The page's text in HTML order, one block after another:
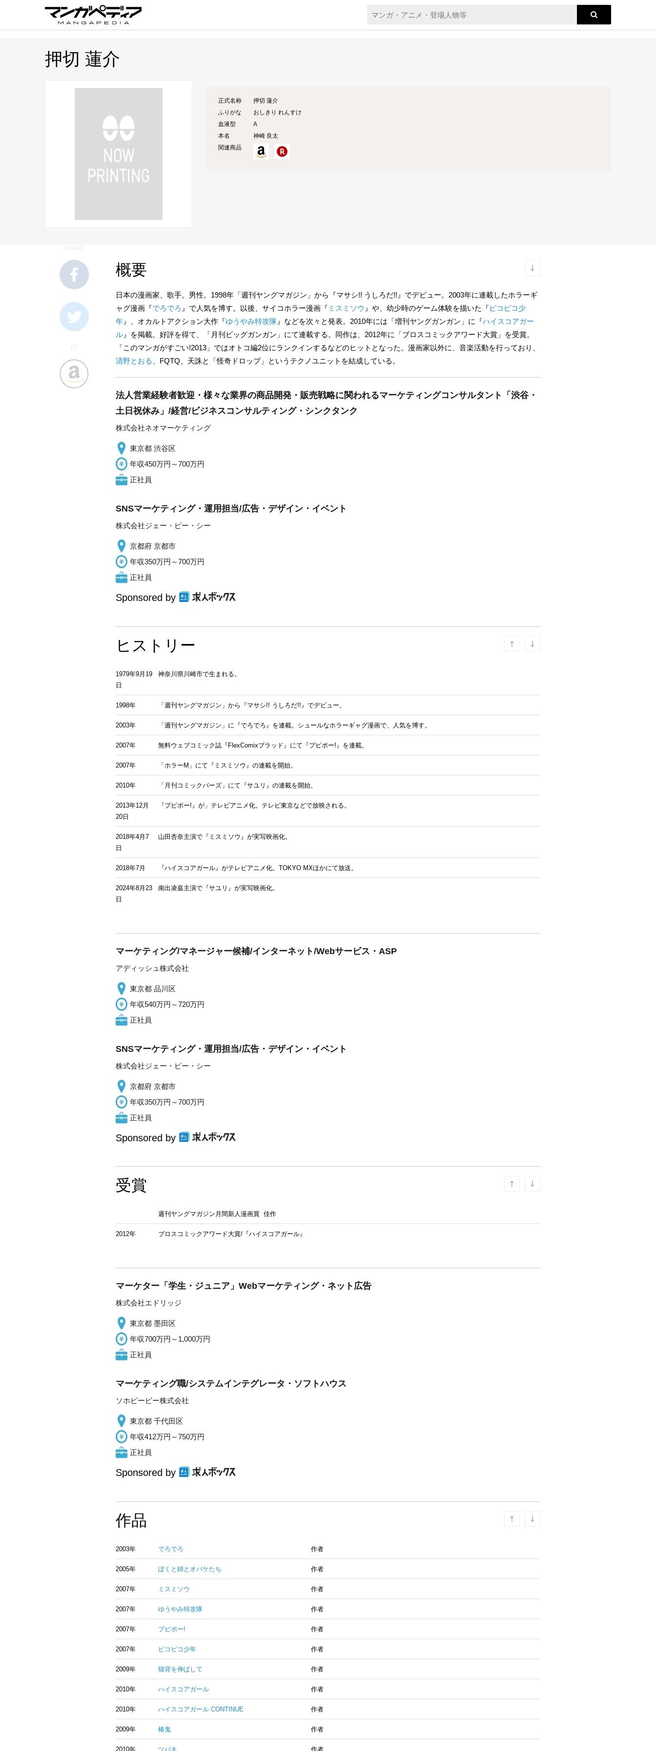
押切 蓮介
正式名称
押切 蓮介
ふりがな
おしきり れんすけ
血液型
A
本名
神崎 良太
関連商品
概要
日本の漫画家、歌手。男性。1998年「週刊ヤングマガジン」から『マサシ!! うしろだ!!』でデビュー。2003年に連載したホラーギ
ャグ漫画『でろでろ 』で人気を博す。以後、サイコホラー漫画『 ミスミソウ 』や、幼少時のゲーム体験を描いた『ピコピコ少
年 』、オカルトアクション大作『ゆうやみ特攻隊 』などを次々と発表。2010年には「増刊ヤングガンガン」に『ハイスコアガー
ル 』を掲載。好評を得て、「月刊ビッグガンガン」にて連載する。同作は、2012年に「ブロスコミックアワード大賞」を受賞。
「このマンガがすごい!2013」ではオトコ編2位にランクインするなどのヒットとなった。漫画家以外に、音楽活動を行っており、
清野とおる
、FQTQ、天誅と「怪奇ドロップ」というテクノユニットを結成している。
法人営業経験者歓迎・様々な業界の商品開発・販売戦略に関われるマーケティングコンサルタント「渋谷・
土日祝休み」/経営/ビジネスコンサルティング・シンクタンク
株式会社ネオマーケティング
東京都 渋谷区
年収450万円～700万円
正社員
SNSマーケティング・運用担当/広告・デザイン・イベント
株式会社ジェー・ピー・シー
京都府 京都市
年収350万円～700万円
正社員
Sponsored by
ヒストリー
1979年9月19
日
神奈川県川崎市で生まれる。
1998年 「週刊ヤングマガジン」から『マサシ!! うしろだ!!』でデビュー。
2003年 「週刊ヤングマガジン」に『でろでろ』を連載。シュールなホラーギャグ漫画で、人気を博す。
2007年 無料ウェブコミック誌『FlexComixブラッド』にて『プピポー!』を連載。
2007年 「ホラーM」にて『ミスミソウ』の連載を開始。
2010年 「月刊コミックバーズ」にて『サユリ』の連載を開始。
2013年12月
20日
『プピポー!』が」テレビアニメ化。テレビ東京などで放映される。
2018年4月7
日
山田杏奈主演で『ミスミソウ』が実写映画化。
2018年7月 『ハイスコアガール』がテレビアニメ化。TOKYO MXほかにて放送。
2024年8月23
日
南出凌嘉主演で『サユリ』が実写映画化。
マーケティング/マネージャー候補/インターネット/Webサービス・ASP
アディッシュ株式会社
東京都 品川区
年収540万円～720万円
正社員
SNSマーケティング・運用担当/広告・デザイン・イベント
株式会社ジェー・ピー・シー
京都府 京都市
年収350万円～700万円
正社員
Sponsored by
受賞
週刊ヤングマガジン月間新人漫画賞 佳作
2012年 ブロスコミックアワード大賞/『ハイスコアガール』
マーケター「学生・ジュニア」Webマーケティング・ネット広告
株式会社エドリッジ
東京都 墨田区
年収700万円～1,000万円
正社員
マーケティング職/システムインテグレータ・ソフトハウス
ソホビービー株式会社
東京都 千代田区
年収412万円～750万円
正社員
Sponsored by
作品
2003年 でろでろ 作者
2005年 ぼくと姉とオバケたち 作者
2007年 ミスミソウ 作者
2007年 ゆうやみ特攻隊 作者
2007年 プピポー! 作者
2007年 ピコピコ少年 作者
2009年 猫背を伸ばして 作者
2010年 ハイスコアガール 作者
2010年 ハイスコアガール CONTINUE 作者
2009年 椿鬼 作者
2010年 ツバキ 作者